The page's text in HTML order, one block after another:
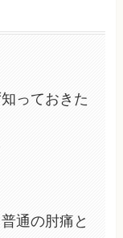
っておきた
通の肘痛と